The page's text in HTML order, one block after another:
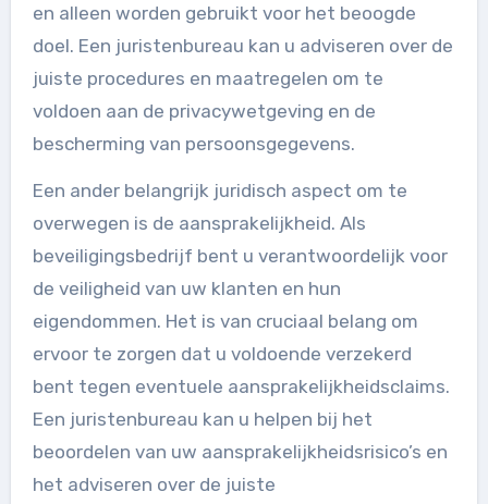
en alleen worden gebruikt voor het beoogde
doel. Een juristenbureau kan u adviseren over de
juiste procedures en maatregelen om te
voldoen aan de privacywetgeving en de
bescherming van persoonsgegevens.
Een ander belangrijk juridisch aspect om te
overwegen is de aansprakelijkheid. Als
beveiligingsbedrijf bent u verantwoordelijk voor
de veiligheid van uw klanten en hun
eigendommen. Het is van cruciaal belang om
ervoor te zorgen dat u voldoende verzekerd
bent tegen eventuele aansprakelijkheidsclaims.
Een juristenbureau kan u helpen bij het
beoordelen van uw aansprakelijkheidsrisico’s en
het adviseren over de juiste